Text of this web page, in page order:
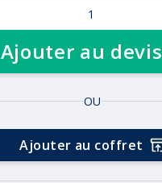
Ajouter au devis
OU
Ajouter au coffret